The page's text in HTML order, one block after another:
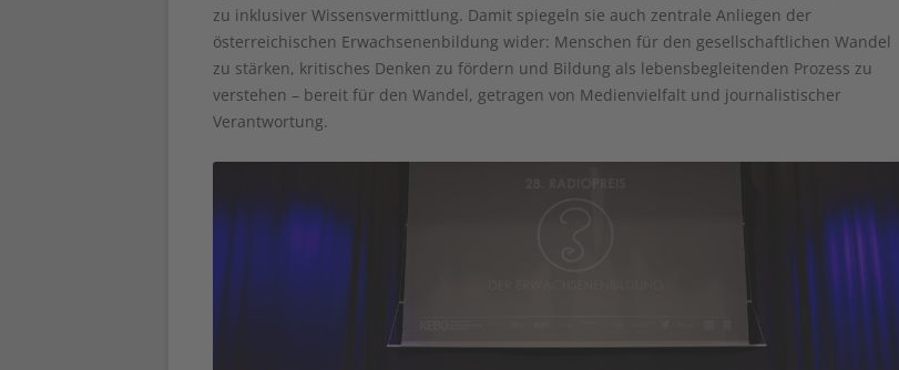
zu inklusiver Wissensvermittlung. Damit spiegeln sie auch zentrale Anliegen der
österreichischen Erwachsenenbildung wider: Menschen für den gesellschaftlichen Wandel
zu stärken, kritisches Denken zu fördern und Bildung als lebensbegleitenden Prozess zu
verstehen – bereit für den Wandel, getragen von Medienvielfalt und journalistischer
Verantwortung.